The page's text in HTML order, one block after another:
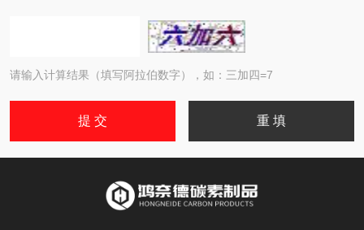
请输入计算结果（填写阿拉伯数字），如：三加四=7